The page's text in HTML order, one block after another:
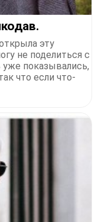
эту
не поделиться с
показывались,
что если что-